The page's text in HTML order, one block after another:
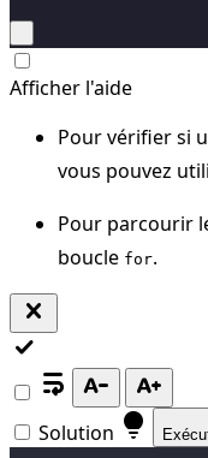
Afficher l'aide
Pour vérifier si
vous pouvez
Pour parcourir
boucle for.
close
check
wrap_text text_decrease text_increase
Solution lightbulb